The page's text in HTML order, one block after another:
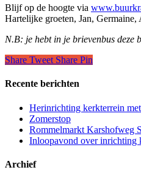
Blijf op de hoogte via
Hartelijke groeten, Jan,
N.B: je hebt in je brievenbus deze
Share Tweet Share Pin
Recente berichten
Herinrichting kerkterrein
Zomerstop
Rommelmarkt Karshofweg
Inloopavond over inrichting
Archief